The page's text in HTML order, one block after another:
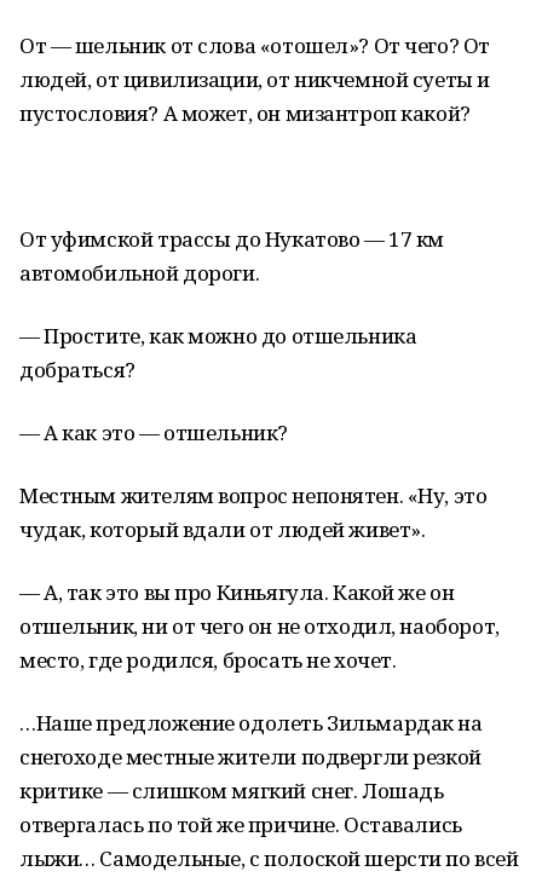
От — шельник от слова «отошел»? От чего? От
людей, от цивилизации, от никчемной суеты и
пустословия? А может, он мизантроп какой?
От уфимской трассы до Нукатово — 17 км
автомобильной дороги.
— Простите, как можно до отшельника
добраться?
— А как это — отшельник?
Местным жителям вопрос непонятен. «Ну, это
чудак, который вдали от людей живет».
— А, так это вы про Киньягула. Какой же он
отшельник, ни от чего он не отходил, наоборот,
место, где родился, бросать не хочет.
…Наше предложение одолеть Зильмардак на
снегоходе местные жители подвергли резкой
критике — слишком мягкий снег. Лошадь
отвергалась по той же причине. Оставались
лыжи… Самодельные, с полоской шерсти по всей